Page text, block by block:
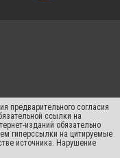
предварительного согласия
ссылки на
изданий обязательно
гиперссылки на цитируемые
источника. Нарушение